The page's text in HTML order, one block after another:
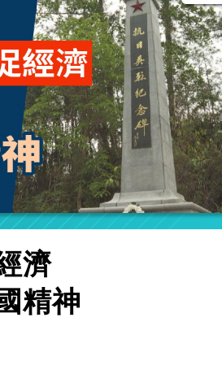
濟
精神